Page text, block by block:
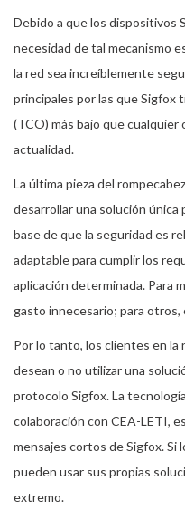
Debido a que los dispositivos
necesidad de tal mecanismo
la red sea increíblemente
principales por las que
(TCO) más bajo que
actualidad.
La última pieza del
desarrollar una solución única
base de que la seguridad es
adaptable para cumplir los
aplicación determinada. Para
gasto innecesario; para otros,
Por lo tanto, los clientes en la
desean o no utilizar una
protocolo Sigfox. La
colaboración con CEA-LETI,
mensajes cortos de Sigfox. Si
pueden usar sus propias
extremo.